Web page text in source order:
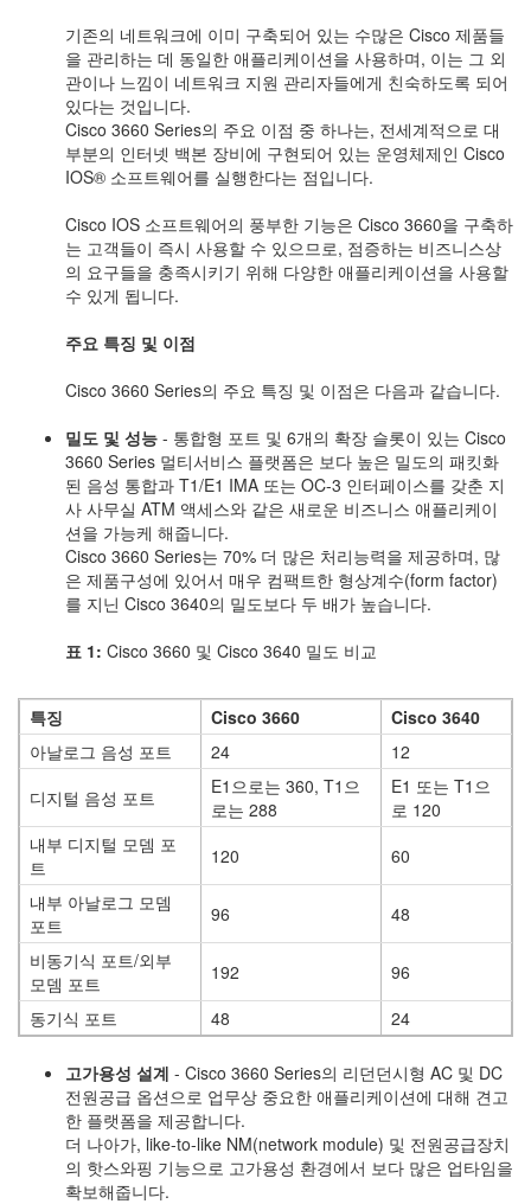
기존의 네트워크에 이미 구축되어 있는 수많은 Cisco 제품들
을 관리하는 데 동일한 애플리케이션을 사용하며, 이는 그 외
관이나 느낌이 네트워크 지원 관리자들에게 친숙하도록 되어
있다는 것입니다.
Cisco 3660 Series의 주요 이점 중 하나는, 전세계적으로 대
부분의 인터넷 백본 장비에 구현되어 있는 운영체제인 Cisco
IOS® 소프트웨어를 실행한다는 점입니다.
Cisco IOS 소프트웨어의 풍부한 기능은 Cisco 3660을 구축하
는 고객들이 즉시 사용할 수 있으므로, 점증하는 비즈니스상
의 요구들을 충족시키기 위해 다양한 애플리케이션을 사용할
수 있게 됩니다.
주요 특징 및 이점
Cisco 3660 Series의 주요 특징 및 이점은 다음과 같습니다.
밀도 및 성능 - 통합형 포트 및 6개의 확장 슬롯이 있는 Cisco
3660 Series 멀티서비스 플랫폼은 보다 높은 밀도의 패킷화
된 음성 통합과 T1/E1 IMA 또는 OC-3 인터페이스를 갖춘 지
사 사무실 ATM 액세스와 같은 새로운 비즈니스 애플리케이
션을 가능케 해줍니다.
Cisco 3660 Series는 70% 더 많은 처리능력을 제공하며, 많
은 제품구성에 있어서 매우 컴팩트한 형상계수(form factor)
를 지닌 Cisco 3640의 밀도보다 두 배가 높습니다.
표 1: Cisco 3660 및 Cisco 3640 밀도 비교
특징 Cisco 3660
Cisco 3640
아날로그 음성 포트
24
12
디지털 음성 포트
E1으로는 360, T1으
로는 288
E1 또는 T1으
로 120
내부 디지털 모뎀 포
트
120
60
내부 아날로그 모뎀
포트
96
48
비동기식 포트/외부
모뎀 포트
192
96
동기식 포트
48 24
고가용성 설계 - Cisco 3660 Series의 리던던시형 AC 및 DC
전원공급 옵션으로 업무상 중요한 애플리케이션에 대해 견고
한 플랫폼을 제공합니다.
더 나아가, like-to-like NM(network module) 및 전원공급장치
의 핫스와핑 기능으로 고가용성 환경에서 보다 많은 업타임을
확보해줍니다.